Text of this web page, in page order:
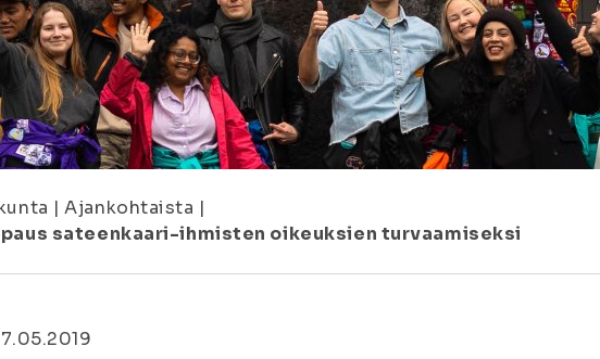
| Ajankohtaista |
sateenkaari-ihmisten oikeuksien turvaamiseksi